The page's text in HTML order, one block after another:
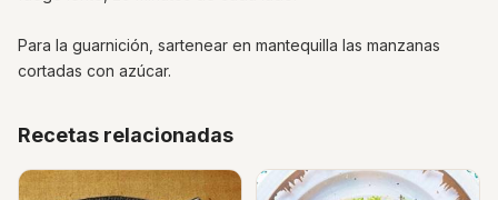
Para la guarnición, sartenear en mantequilla las manzanas
cortadas con azúcar.
Recetas relacionadas